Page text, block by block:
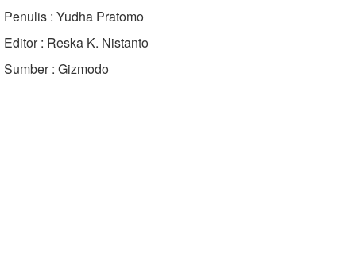
Penulis : Yudha Pratomo
Editor : Reska K. Nistanto
Sumber : Gizmodo